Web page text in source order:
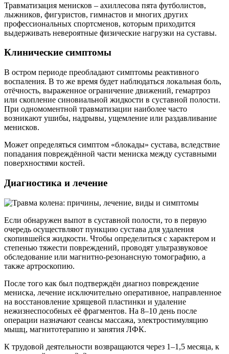
Травматизация менисков – ахиллесова пята футболистов,
лыжников, фигуристов, гимнастов и многих других
профессиональных спортсменов, которым приходится
выдерживать невероятные физические нагрузки на суставы.
Клинические симптомы
В остром периоде преобладают симптомы реактивного
воспаления. В то же время будет наблюдаться локальная боль,
отёчность, выраженное ограничение движений, гемартроз
или скопление синовиальной жидкости в суставной полости.
При одномоментной травматизации наиболее часто
возникают ушибы, надрывы, ущемление или раздавливание
менисков.
Может определяться симптом «блокады» сустава, вследствие
попадания повреждённой части мениска между суставными
поверхностями костей.
Диагностика и лечение
Если обнаружен выпот в суставной полости, то в первую
очередь осуществляют пункцию сустава для удаления
скопившейся жидкости. Чтобы определиться с характером и
степенью тяжести повреждений, проводят ультразвуковое
обследование или магнитно-резонансную томографию, а
также артроскопию.
После того как был подтверждён диагноз повреждение
мениска, лечение исключительно оперативное, направленное
на восстановление хрящевой пластинки и удаление
нежизнеспособных её фрагментов. На 8–10 день после
операции назначают сеансы массажа, электростимуляцию
мышц, магнитотерапию и занятия ЛФК.
К трудовой деятельности возвращаются через 1–1,5 месяца, к